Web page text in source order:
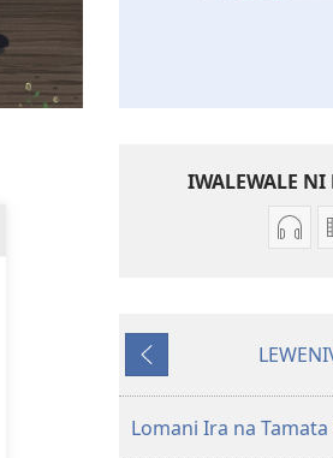
IWALEWALE
Sala
na
LESU
I
MURI
Lomani Ira na Tamata